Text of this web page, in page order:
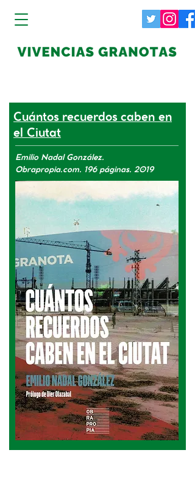
Cuántos recuerdos caben en
el Ciutat
Emilio Nadal González.
Obrapropia.com. 196 páginas. 2019